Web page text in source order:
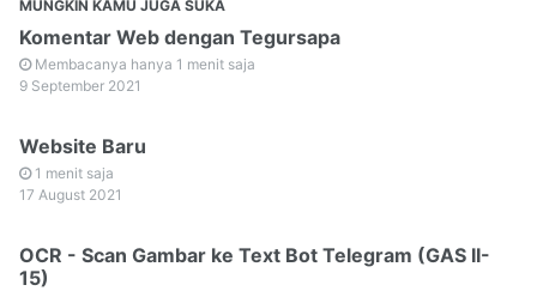
MUNGKIN KAMU JUGA SUKA
Komentar Web dengan Tegursapa
Membacanya hanya 1 menit saja
9 September 2021
Website Baru
1 menit saja
17 August 2021
OCR - Scan Gambar ke Text Bot Telegram (GAS II-
15)